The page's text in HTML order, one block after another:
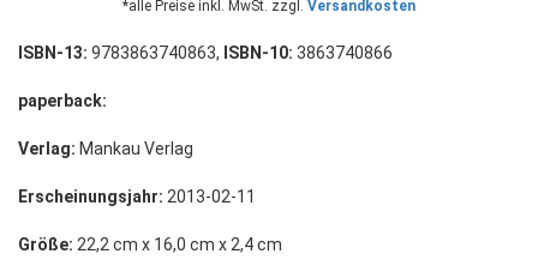
*alle Preise inkl. MwSt. zzgl. Versandkosten
ISBN-13: 9783863740863, ISBN-10: 3863740866
paperback:
Verlag: Mankau Verlag
Erscheinungsjahr: 2013-02-11
Größe: 22,2 cm x 16,0 cm x 2,4 cm